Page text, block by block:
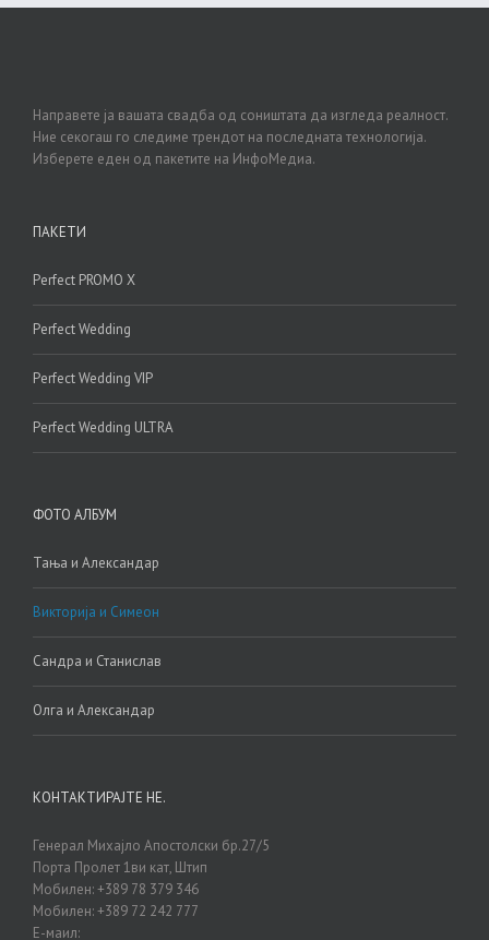
Направете ја вашата свадба од соништата да изгледа реалност.
Ние секогаш го следиме трендот на последната технологија.
Изберете еден од пакетите на ИнфоМедиа.
ПАКЕТИ
Perfect PROMO X
Perfect Wedding
Perfect Wedding VIP
Perfect Wedding ULTRA
ФОТО АЛБУМ
Тања и Александар
Викторија и Симеон
Сандра и Станислав
Олга и Александар
КОНТАКТИРАЈТЕ НЕ.
Генерал Михајло Апостолски бр.27/5
Порта Пролет 1ви кат, Штип
Мобилен: +389 78 379 346
Мобилен: +389 72 242 777
Е-маил: